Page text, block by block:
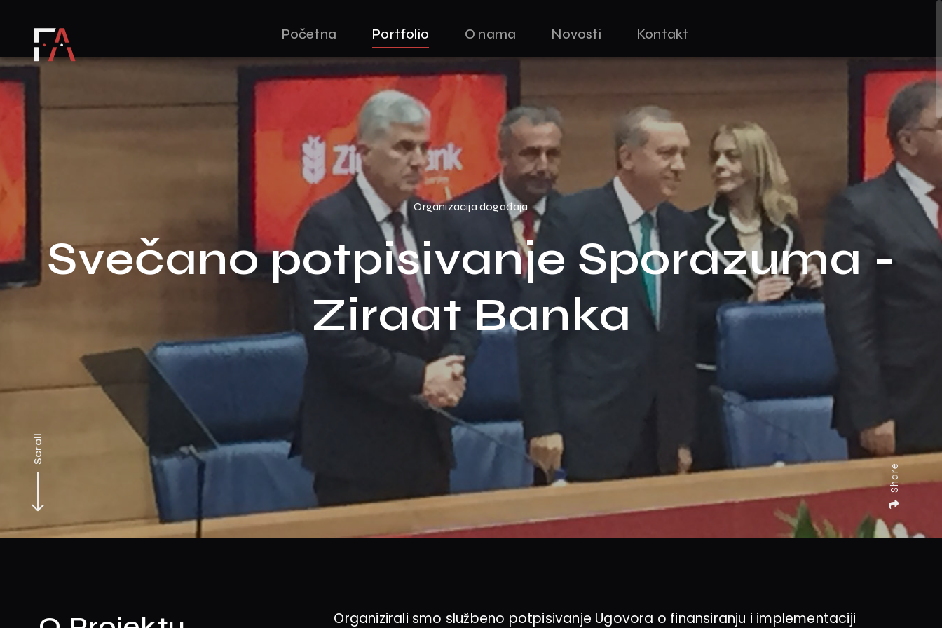
Početna Portfolio O nama Novosti Kontakt
Organizacija događaja
Svečano potpisivanje Sporazuma -
Ziraat Banka
Scroll
Share
Organizirali smo službeno potpisivanje Ugovora o finansiranju i implementaciji